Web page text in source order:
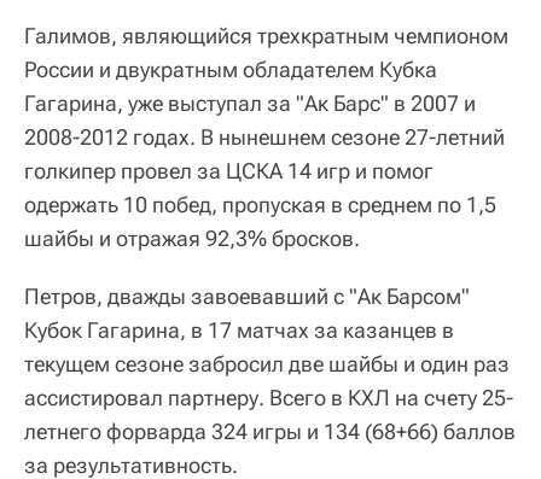
Галимов, являющийся трехкратным чемпионом
России и двукратным обладателем Кубка
Гагарина, уже выступал за "Ак Барс" в 2007 и
2008-2012 годах. В нынешнем сезоне 27-летний
голкипер провел за ЦСКА 14 игр и помог
одержать 10 побед, пропуская в среднем по 1,5
шайбы и отражая 92,3% бросков.
Петров, дважды завоевавший с "Ак Барсом"
Кубок Гагарина, в 17 матчах за казанцев в
текущем сезоне забросил две шайбы и один раз
ассистировал партнеру. Всего в КХЛ на счету 25-
летнего форварда 324 игры и 134 (68+66) баллов
за результативность.